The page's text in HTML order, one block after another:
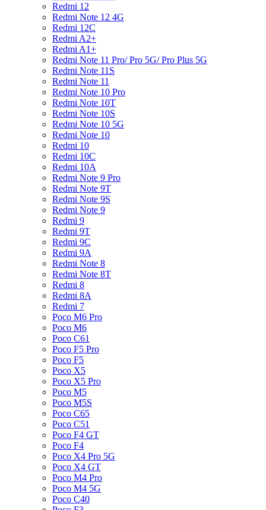
Redmi 12
Redmi Note 12 4G
Redmi 12C
Redmi A2+
Redmi A1+
Redmi Note 11 Pro/ Pro 5G/ Pro Plus 5G
Redmi Note 11S
Redmi Note 11
Redmi Note 10 Pro
Redmi Note 10T
Redmi Note 10S
Redmi Note 10 5G
Redmi Note 10
Redmi 10
Redmi 10C
Redmi 10A
Redmi Note 9 Pro
Redmi Note 9T
Redmi Note 9S
Redmi Note 9
Redmi 9
Redmi 9T
Redmi 9C
Redmi 9A
Redmi Note 8
Redmi Note 8T
Redmi 8
Redmi 8A
Redmi 7
Poco M6 Pro
Poco M6
Poco C61
Poco F5 Pro
Poco F5
Poco X5
Poco X5 Pro
Poco M5
Poco M5S
Poco C65
Poco C51
Poco F4 GT
Poco F4
Poco X4 Pro 5G
Poco X4 GT
Poco M4 Pro
Poco M4 5G
Poco C40